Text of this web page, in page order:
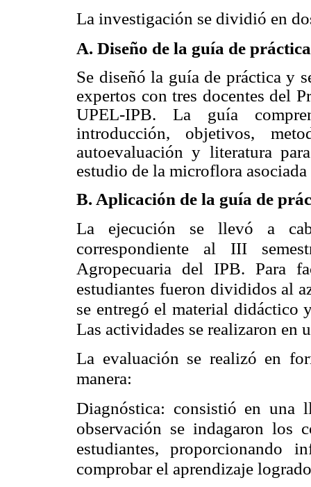
La investigación se dividió en
A. Diseño de la guía de práctica
Se diseñó la guía de práctica y
expertos con tres docentes del
UPEL-IPB. La guía
introducción, objetivos,
autoevaluación y literatura
estudio de la microflora
B. Aplicación de la guía de
La ejecución se llevó a
correspondiente al III
Agropecuaria del IPB. Para
estudiantes fueron divididos al
se entregó el material didáctico
Las actividades se realizaron en
La evaluación se realizó en
manera:
Diagnóstica: consistió en una
observación se indagaron los
estudiantes, proporcionando
comprobar el aprendizaje